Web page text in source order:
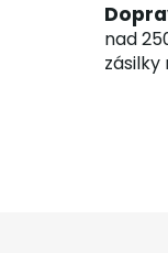
nad
zásilky